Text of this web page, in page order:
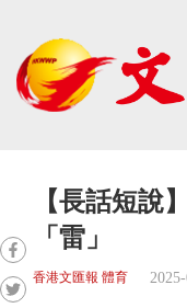
【長話短說
「雷」
香港文匯報 體育 2025-